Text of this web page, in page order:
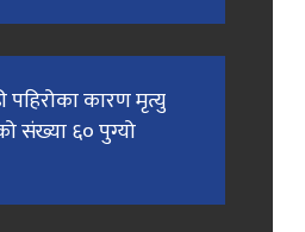
पहिरोका कारण मृत्यु
संख्या ६० पुग्यो